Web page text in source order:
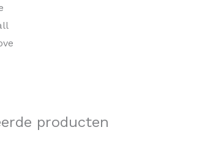
producten